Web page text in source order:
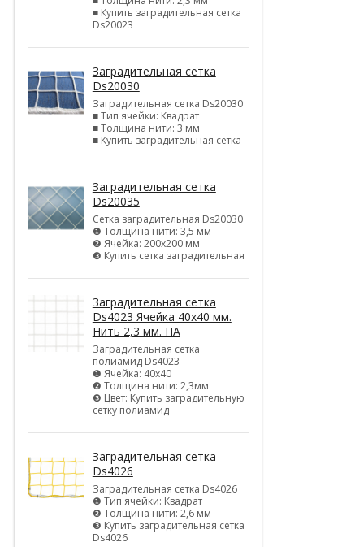
■ Купить заградительная сетка
Ds20023
Заградительная сетка
Ds20030
Заградительная сетка Ds20030
■ Тип ячейки: Квадрат
■ Толщина нити: 3 мм
■ Купить заградительная сетка
Заградительная сетка
Ds20035
Сетка заградительная Ds20030
❶ Толщина нити: 3,5 мм
❷ Ячейка: 200х200 мм
❸ Купить сетка заградительная
Заградительная сетка
Ds4023 Ячейка 40х40 мм.
Нить 2,3 мм. ПА
Заградительная сетка
полиамид Ds4023
❶ Ячейка: 40х40
❷ Толщина нити: 2,3мм
❸ Цвет: Купить заградительную
сетку полиамид
Заградительная сетка
Ds4026
Заградительная сетка Ds4026
❶ Тип ячейки: Квадрат
❷ Толщина нити: 2,6 мм
❸ Купить заградительная сетка
Ds4026